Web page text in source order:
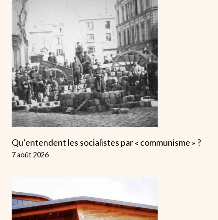
Qu’entendent les socialistes par « communisme » ?
7 août 2026